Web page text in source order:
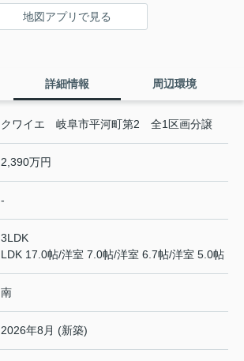
地図アプリで見る
詳細情報 周辺環境
クワイエ 岐阜市平河町第2 全1区画分譲
2,390万円
-
3LDK
LDK 17.0帖/洋室 7.0帖/洋室 6.7帖/洋室 5.0帖
南
2026年8月 (新築)